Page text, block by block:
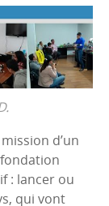
d’un
: lancer ou
qui vont